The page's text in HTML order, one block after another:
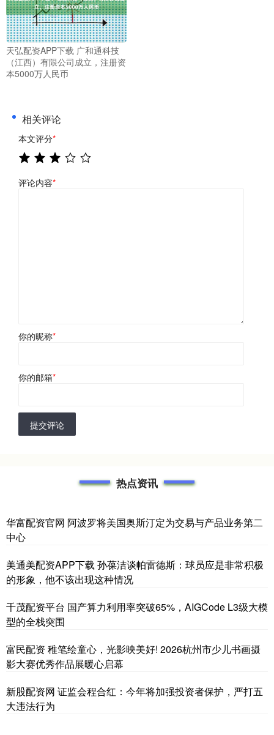
天弘配资APP下载 广和通科技
（江西）有限公司成立，注册资
本5000万人民币
相关评论
本文评分*
评论内容*
你的昵称*
你的邮箱*
提交评论
热点资讯
华富配资官网 阿波罗将美国奥斯汀定为交易与产品业务第二
中心
美通美配资APP下载 孙葆洁谈帕雷德斯：球员应是非常积极
的形象，他不该出现这种情况
千茂配资平台 国产算力利用率突破65%，AIGCode L3级大模
型的全栈突围
富民配资 稚笔绘童心，光影映美好! 2026杭州市少儿书画摄
影大赛优秀作品展暖心启幕
新股配资网 证监会程合红：今年将加强投资者保护，严打五
大违法行为